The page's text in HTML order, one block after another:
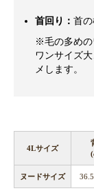
首回り： 首
※毛の多めの
ワンサイズ
メします。
4Lサイズ
ヌードサイズ